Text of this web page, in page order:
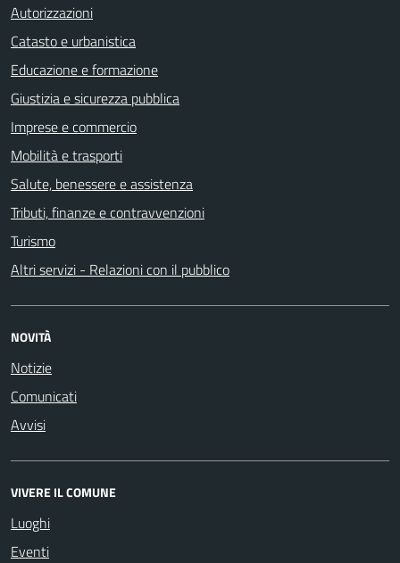
Autorizzazioni
Catasto e urbanistica
Educazione e formazione
Giustizia e sicurezza pubblica
Imprese e commercio
Mobilità e trasporti
Salute, benessere e assistenza
Tributi, finanze e contravvenzioni
Turismo
Altri servizi - Relazioni con il pubblico
NOVITÀ
Notizie
Comunicati
Avvisi
VIVERE IL COMUNE
Luoghi
Eventi